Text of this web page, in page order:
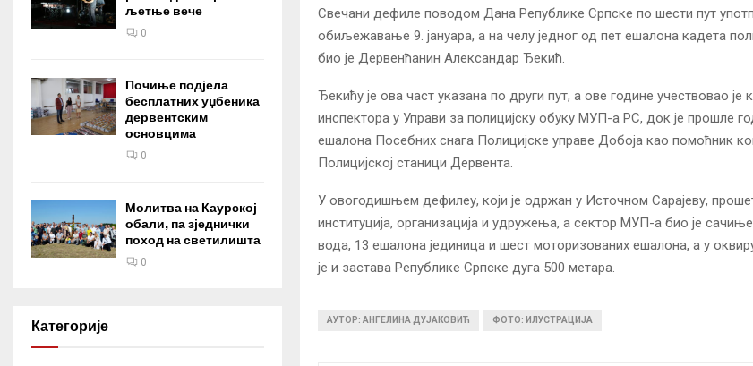
Свечани дефиле поводом Дана Републике Српске по шести пут
обиљежавање 9. јануара, а на челу једног од пет ешалона кадета
био је Дервенћанин Александар Ђекић.
Ђекићу је ова част указана по други пут, а ове године учествовао је
инспектора у Управи за полицијску обуку МУП-а РС, док је прошле
ешалона Посебних снага Полицијске управе Добоја као помоћник
Полицијској станици Дервента.
У овогодишњем дефилеу, који јe одржан у Источном Сарајеву,
институција, организација и удружења, а сектор МУП-а био је
вода, 13 ешалона јединица и шест моторизованих ешалона, а у
је и застава Републике Српске дуга 500 метара.
АУТОР: АНГЕЛИНА ДУЈАКОВИЋ ФОТО: ИЛУСТРАЦИЈА
љетње вече
0
Почиње подјела
бесплатних уџбеника
дервентским
основцима
0
Молитва на Каурској
обали, па зједнички
поход на светилишта
0
Категорије